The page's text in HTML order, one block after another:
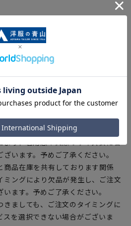
場合がございます。
、色味やサイズ等の仕様に変更が
、予めご了承ください。
サイズを記載しております。
ー環境、また撮影時の室内外の光
掲載画像の色味が異なる場合がござ
います。予めご了承ください。
品在庫を共有しております関係
ミングにより欠品が発生し、ご注文
ます。予めご了承ください。
ましても、ご注文のタイミングに
スを選択できない場合がございま